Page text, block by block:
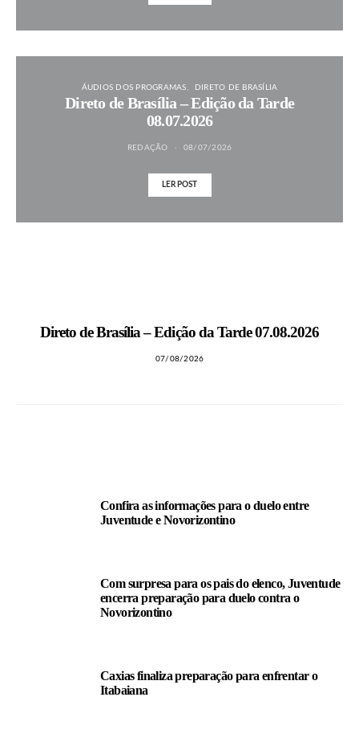
ÁUDIOS DOS PROGRAMAS DIRETO DE BRASÍLIA
Direto de Brasília – Edição da Tarde
08.07.2026
REDAÇÃO 08/07/2026
LER POST
Direto de Brasília – Edição da Tarde 07.08.2026
07/08/2026
Confira as informações para o duelo entre
Juventude e Novorizontino
Com surpresa para os pais do elenco, Juventude
encerra preparação para duelo contra o
Novorizontino
Caxias finaliza preparação para enfrentar o
Itabaiana